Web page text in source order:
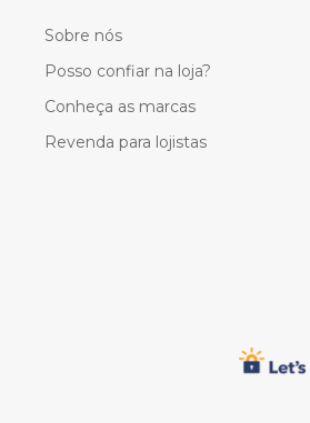
Sobre nós
Posso confiar na loja?
Conheça as marcas
Revenda para lojistas